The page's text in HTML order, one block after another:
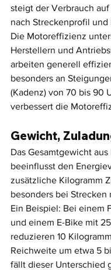
steigt der Verbrauch
nach Streckenprofil und
Die Motoreffizienz
Herstellern und
arbeiten generell
besonders an
(Kadenz) von 70 bis 90
verbessert die
Gewicht,
Das Gesamtgewicht
beeinflusst den
zusätzliche Kilogramm
besonders bei
Ein Beispiel: Bei einem
und einem E-Bike mit
reduzieren 10
Reichweite um etwa 5
fällt dieser Unterschied